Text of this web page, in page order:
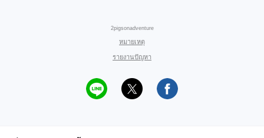
2pigsonadventure
หมายเหตุ
รายงานปัญหา